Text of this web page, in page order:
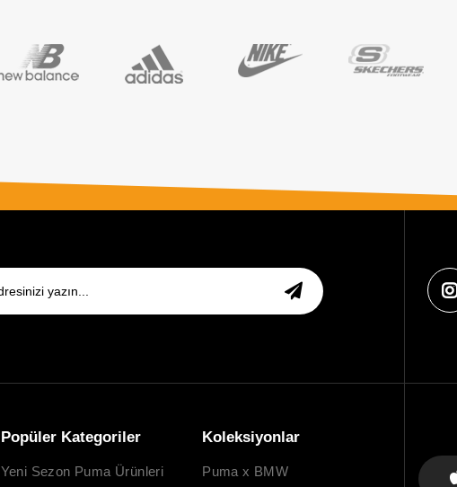
Popüler Kategoriler
Yeni Sezon Puma Ürünleri
Koleksiyonlar
Puma x BMW